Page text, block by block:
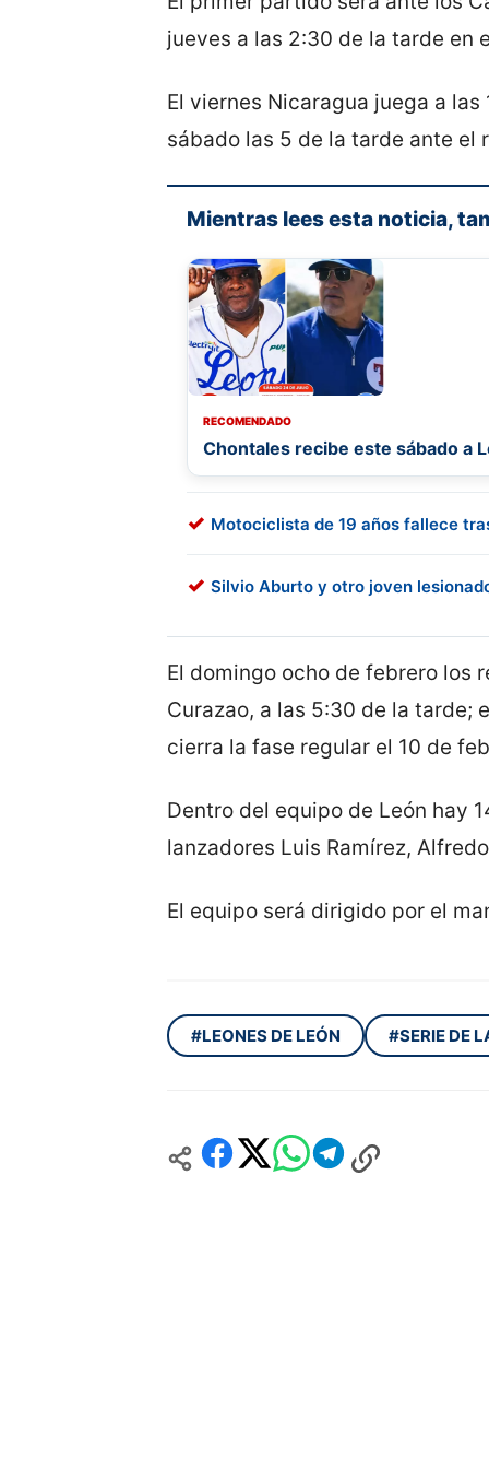
jueves a las 2:30 de la tarde en
El viernes Nicaragua juega a
sábado las 5 de la tarde ante el
Mientras lees esta noticia,
RECOMENDADO
Chontales recibe este sábado a
Motociclista de 19 años fallece
Silvio Aburto y otro joven
El domingo ocho de febrero los
Curazao, a las 5:30 de la tarde;
cierra la fase regular el 10 de
Dentro del equipo de León hay
lanzadores Luis Ramírez,
El equipo será dirigido por el
#LEONES DE LEÓN #SERIE DE